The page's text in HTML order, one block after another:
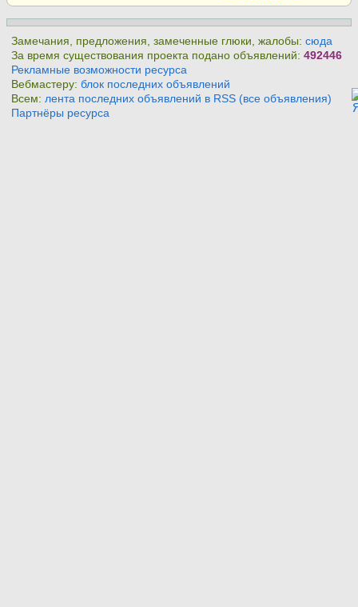
Замечания, предложения, замеченные глюки, жалобы:сюда
За время существования проекта подано объявлений:492446
Рекламные возможности ресурса
Вебмастеру:блок последних объявлений
Всем: лента последних объявлений в RSS (все объявления)
Партнёры ресурса